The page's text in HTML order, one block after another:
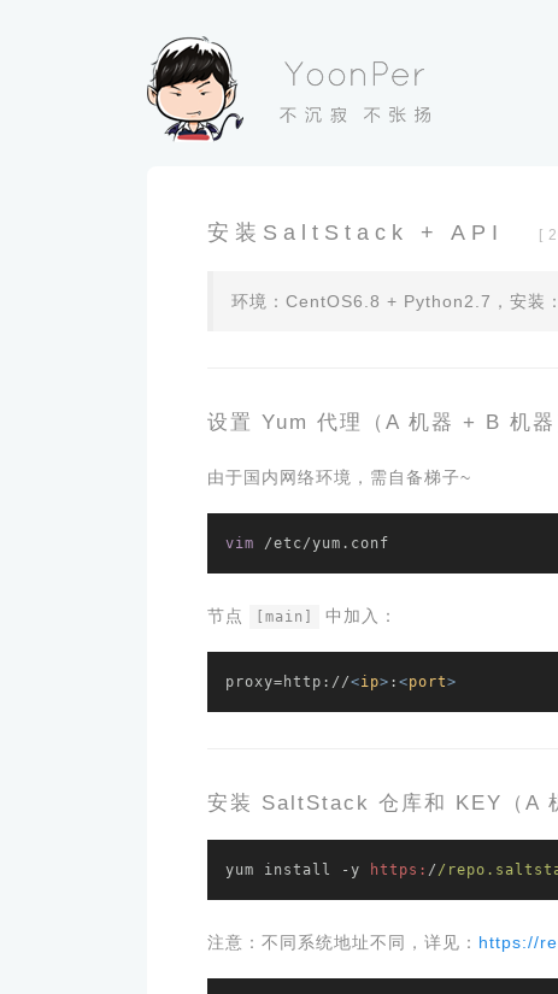
安装SaltStack + API [
环境：CentOS6.8 + Python2.7，安装
设置 Yum 代理（A 机器 + B 机器
由于国内网络环境，需自备梯子~
vim /etc/yum.conf
节点 [main] 中加入：
proxy=http://<ip> : <port>
安装 SaltStack 仓库和 KEY（A
yum install -y https: / /
注意：不同系统地址不同，详见： https://